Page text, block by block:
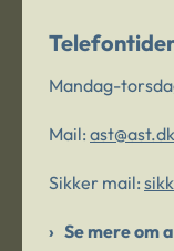
Mandag-
Mail: ast@ast.dk
Sikker mail:
Se mere om